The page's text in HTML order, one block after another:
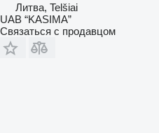
Литва, Telšiai
UAB “KASIMA”
Связаться с продавцом